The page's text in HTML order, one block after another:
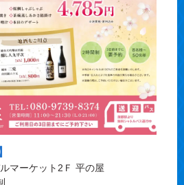
マーケット2Ｆ 平の屋